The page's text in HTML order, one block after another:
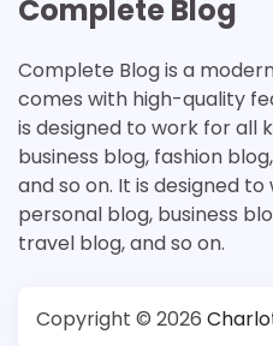
Complete Blog
Complete Blog is a
comes with high-quality
is designed to work for all
business blog, fashion
and so on. It is designed
personal blog, business
travel blog, and so on.
Copyright © 2026